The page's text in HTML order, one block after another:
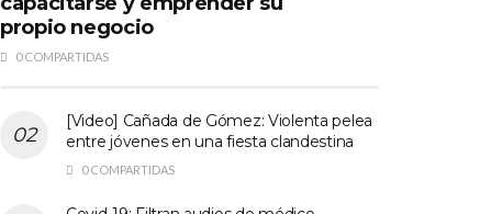
propio negocio
0 COMPARTIDAS
[Video] Cañada de Gómez: Violenta pelea
entre jóvenes en una fiesta clandestina
0 COMPARTIDAS